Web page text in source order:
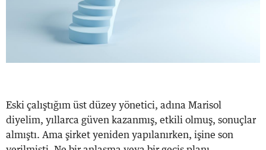
Eski çalıştığım üst düzey yönetici, adına Marisol
diyelim, yıllarca güven kazanmış, etkili olmuş, sonuçlar
almıştı. Ama şirket yeniden yapılanırken, işine son